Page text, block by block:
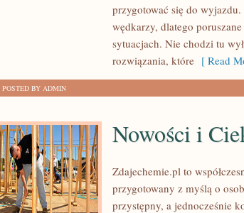
przygotować się do
wędkarzy, dlatego
sytuacjach. Nie chodzi tu
rozwiązania, które [ Read
POSTED BY ADMIN
Nowości i
Zdajechemie.pl to
przygotowany z myślą o
przystępny, a jednocześnie